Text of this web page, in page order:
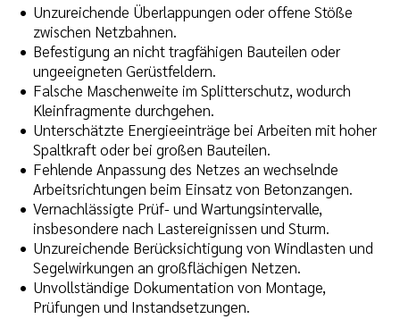
Unzureichende Überlappungen oder offene Stöße
zwischen Netzbahnen.
Befestigung an nicht tragfähigen Bauteilen oder
ungeeigneten Gerüstfeldern.
Falsche Maschenweite im Splitterschutz, wodurch
Kleinfragmente durchgehen.
Unterschätzte Energieeinträge bei Arbeiten mit hoher
Spaltkraft oder bei großen Bauteilen.
Fehlende Anpassung des Netzes an wechselnde
Arbeitsrichtungen beim Einsatz von Betonzangen.
Vernachlässigte Prüf- und Wartungsintervalle,
insbesondere nach Lastereignissen und Sturm.
Unzureichende Berücksichtigung von Windlasten und
Segelwirkungen an großflächigen Netzen.
Unvollständige Dokumentation von Montage,
Prüfungen und Instandsetzungen.